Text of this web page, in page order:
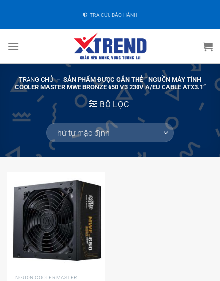
TRA CỨU BẢO HÀNH
TRANG CHỦ – SẢN PHẨM ĐƯỢC GẮN THẺ “ NGUỒN MÁY TÍNH
COOLER MASTER MWE BRONZE 650 V3 230V A/EU CABLE ATX3.1”
BỘ LỌC
NGUỒN COOLER MASTER